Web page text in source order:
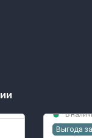
Выгода
В
МЕЧТА